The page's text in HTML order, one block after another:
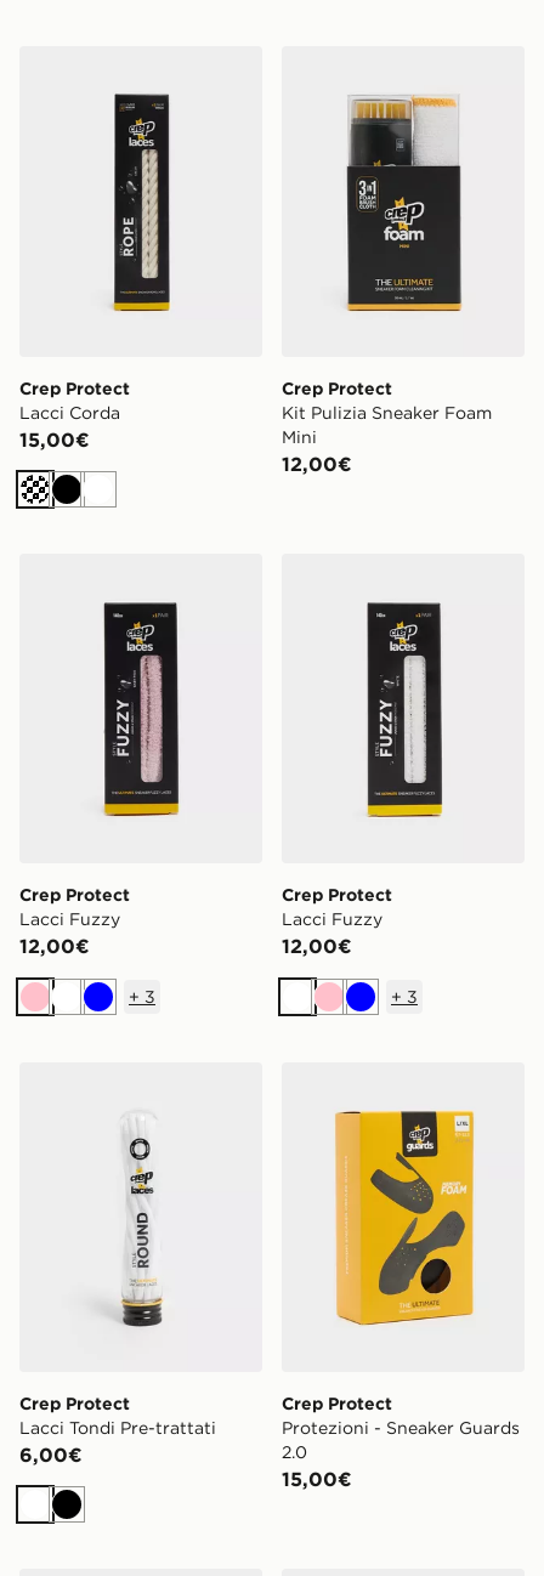
Crep Protect
Lacci Corda
15,00€
Crema
NeroBianco
Crep Protect
Kit Pulizia Sneaker Foam
Mini
12,00€
Crep Protect
Lacci Fuzzy
12,00€
RosaBianco
Blu
+ 3
Crep Protect
Lacci Fuzzy
12,00€
Bianco
Rosa
Blu
+ 3
Crep Protect
Lacci Tondi Pre-trattati
6,00€
Bianco
Nero
Crep Protect
Protezioni - Sneaker Guards
2.0
15,00€